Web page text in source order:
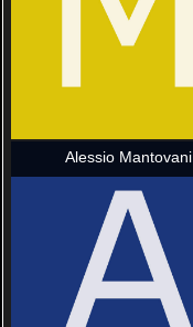
Alessio Mantovani